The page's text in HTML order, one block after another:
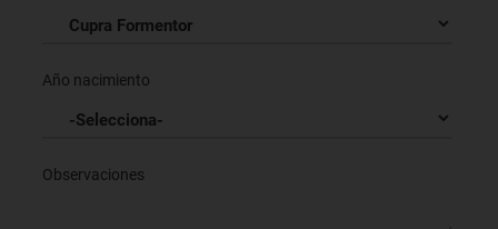
Año nacimiento
Observaciones